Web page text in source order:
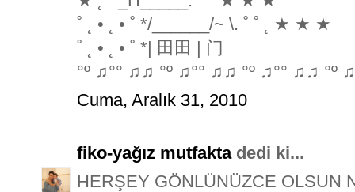
˚ ˛ • ˛ • ˚ */______/~ \. ˚ ˚ ˛ ★ ★ ★
˚ ˛ • ˛ • ˚ *| 田田 | 门
°º ♫°° ♫♫ °º ♫°° ♫♫ °º ♫°° ♫♫ °º
Cuma, Aralık 31, 2010
fiko-yağız mutfaktadedi ki...
HERŞEY GÖNLÜNÜZCE OLSUN